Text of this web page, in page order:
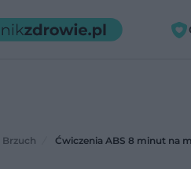
Brzuch Ćwiczenia ABS 8 minut na